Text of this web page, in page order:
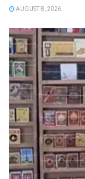
AUGUST 8, 2026